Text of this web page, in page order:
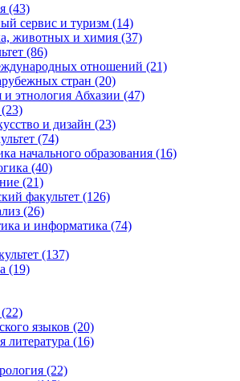
(43)
сервис и туризм (14)
животных и химия (37)
(86)
отношений (21)
стран (20)
и этнология Абхазии (47)
и дизайн (23)
(74)
начального образования (16)
(40)
(21)
факультет (126)
(26)
и информатика (74)
(137)
(19)
языков (20)
литература (16)
(22)